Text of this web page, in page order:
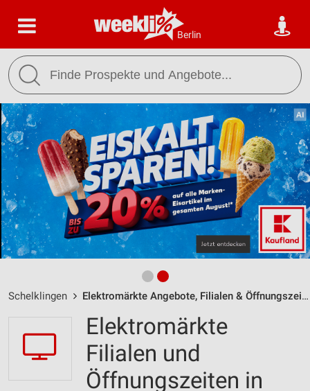
Berlin
Schelklingen Elektromärkte Angebote, Filialen & Öffnungszeiten
Elektromärkte
Filialen und
Öffnungszeiten in